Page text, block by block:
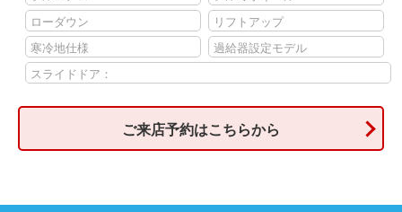
ローダウン
リフトアップ
寒冷地仕様
過給器設定モデル
スライドドア：
ご来店予約はこちらから